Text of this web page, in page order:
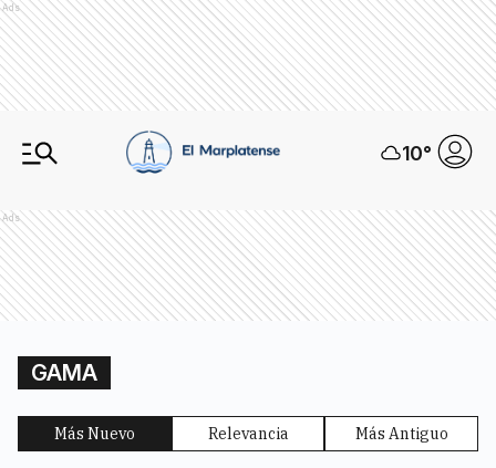
Ads
10°
Ads
GAMA
Más Nuevo Relevancia Más Antiguo